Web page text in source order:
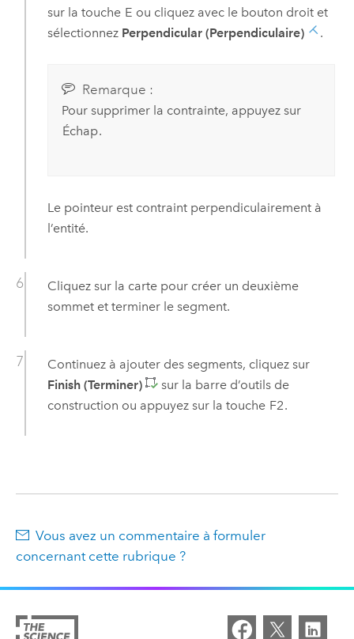
sur la touche E ou cliquez avec le bouton droit et
sélectionnez Perpendicular (Perpendiculaire) .
Remarque :
Pour supprimer la contrainte, appuyez sur
Échap.
Le pointeur est contraint perpendiculairement à
l’entité.
Cliquez sur la carte pour créer un deuxième
sommet et terminer le segment.
Continuez à ajouter des segments, cliquez sur
Finish (Terminer)
sur la barre d’outils de
construction ou appuyez sur la touche F2.
Vous avez un commentaire à formuler
concernant cette rubrique ?